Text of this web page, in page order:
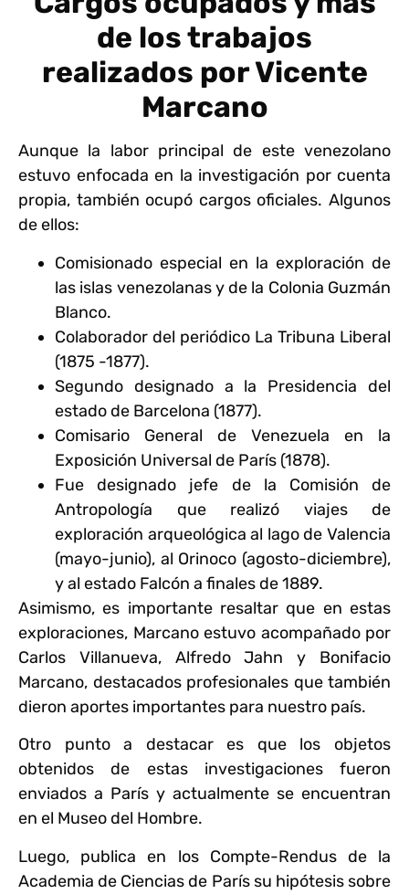
de los trabajos
realizados por Vicente
Marcano
Aunque la labor principal de este venezolano
estuvo enfocada en la investigación por cuenta
propia, también ocupó cargos oficiales. Algunos
de ellos:
Comisionado especial en la exploración de
las islas venezolanas y de la Colonia Guzmán
Blanco.
Colaborador del periódico La Tribuna Liberal
(1875 -1877).
Segundo designado a la Presidencia del
estado de Barcelona (1877).
Comisario General de Venezuela en la
Exposición Universal de París (1878).
Fue designado jefe de la Comisión de
Antropología que realizó viajes de
exploración arqueológica al lago de Valencia
(mayo-junio), al Orinoco (agosto-diciembre),
y al estado Falcón a finales de 1889.
Asimismo, es importante resaltar que en estas
exploraciones, Marcano estuvo acompañado por
Carlos Villanueva, Alfredo Jahn y Bonifacio
Marcano, destacados profesionales que también
dieron aportes importantes para nuestro país.
Otro punto a destacar es que los objetos
obtenidos de estas investigaciones fueron
enviados a París y actualmente se encuentran
en el Museo del Hombre.
Luego, publica en los Compte-Rendus de la
Academia de Ciencias de París su hipótesis sobre